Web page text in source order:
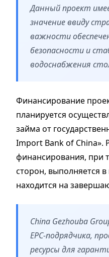
Данный проект
значение ввиду
важности
безопасности и
водоснабжения
Финансирование
планируется
займа от
Import Bank of China».
финансирования, при
сторон, выполняется
находится на
China Gezhouba
EPC-подрядчика,
ресурсы для